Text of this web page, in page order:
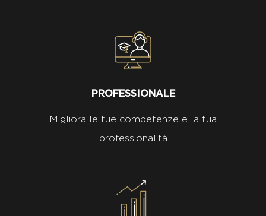
PROFESSIONALE
Migliora le tue competenze e la tua
professionalità